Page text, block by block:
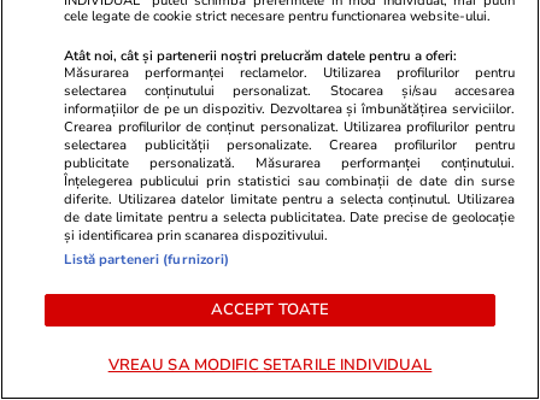
Furtunile au făcut prăpăd în
Maramureș: un acoperiș a fost
smuls și aruncat în mijlocul
drumului, iar mai mulți copaci
au fost doborâți la pământ
Știri România 18 iul.
50 de ani de când Nadia
Comăneci a obţinut primul 10
din istoria Jocurilor Olimpice, la
Montreal 1976, în comentariul
cele legate de cookie strict necesare pentru functionarea website-ului.
Atât noi, cât și partenerii noștri prelucrăm datele pentru a oferi:
Măsurarea performanței reclamelor. Utilizarea profilurilor pentru
selectarea conținutului personalizat. Stocarea și/sau accesarea
informațiilor de pe un dispozitiv. Dezvoltarea și îmbunătățirea serviciilor.
Crearea profilurilor de conținut personalizat. Utilizarea profilurilor pentru
selectarea publicității personalizate. Crearea profilurilor pentru
publicitate personalizată. Măsurarea performanței conținutului.
Înțelegerea publicului prin statistici sau combinații de date din surse
diferite. Utilizarea datelor limitate pentru a selecta conținutul. Utilizarea
de date limitate pentru a selecta publicitatea. Date precise de geolocație
și identificarea prin scanarea dispozitivului.
Listă parteneri (furnizori)
ACCEPT TOATE
VREAU SA MODIFIC SETARILE INDIVIDUAL